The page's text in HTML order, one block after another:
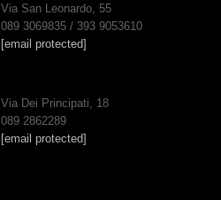
Via San Leonardo, 55
089 3069835 / 393 9053610
[email protected]
Via Dei Principati, 18
089 2862289
[email protected]